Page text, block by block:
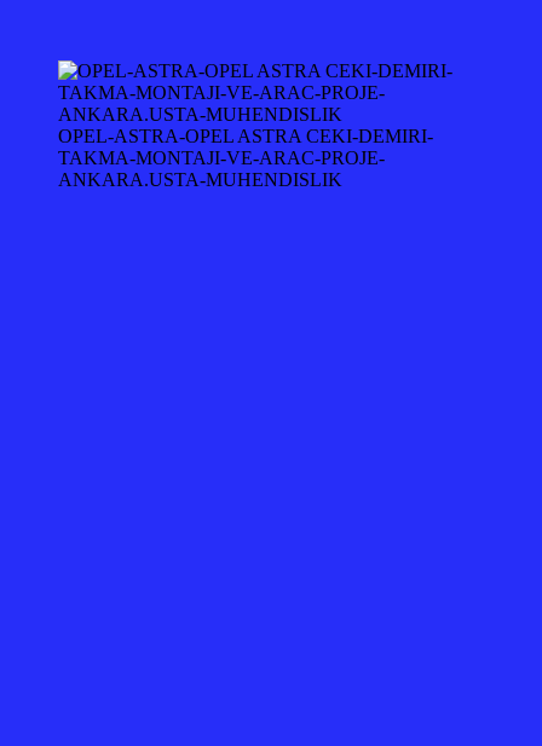
OPEL-ASTRA-OPEL ASTRA CEKI-DEMIRI-
TAKMA-MONTAJI-VE-ARAC-PROJE-
ANKARA.USTA-MUHENDISLIK